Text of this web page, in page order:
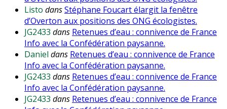
Listo dansStéphane Foucart élargit la fenêtre
d’Overton aux positions des ONG écologistes.
JG2433 dans Retenues d’eau : connivence de France
Info avec la Confédération paysanne.
Daniel dans Retenues d’eau : connivence de France
Info avec la Confédération paysanne.
JG2433 dans Retenues d’eau : connivence de France
Info avec la Confédération paysanne.
JG2433 dans Retenues d’eau : connivence de France